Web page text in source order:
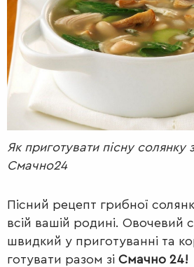
РАДІО КРАСА
LIFESTYLE FASHION
PETS
Як приготувати пісну
Смачно24
Пісний рецепт грибної
всій вашій родині. Овочевий
швидкий у приготуванні та
готувати разом зі Смачно 24!